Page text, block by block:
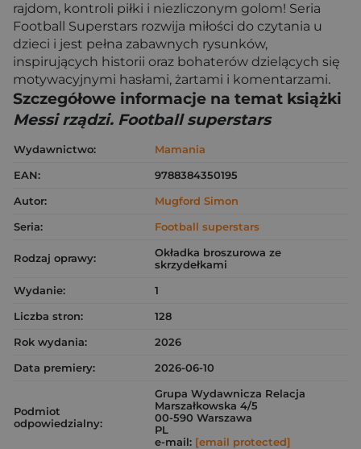
rajdom, kontroli piłki i niezliczonym golom! Seria
Football Superstars rozwija miłości do czytania u
dzieci i jest pełna zabawnych rysunków,
inspirujących historii oraz bohaterów dzielących się
motywacyjnymi hasłami, żartami i komentarzami.
Szczegółowe informacje na temat książki
Messi rządzi. Football superstars
Wydawnictwo:
Mamania
EAN:
9788384350195
Autor:
Mugford Simon
Seria:
Football superstars
Rodzaj oprawy:
Okładka broszurowa ze
skrzydełkami
Wydanie:
1
Liczba stron:
128
Rok wydania:
2026
Data premiery:
2026-06-10
Podmiot
odpowiedzialny:
Grupa Wydawnicza Relacja
Marszałkowska 4/5
00-590 Warszawa
PL
e-mail: [email protected]